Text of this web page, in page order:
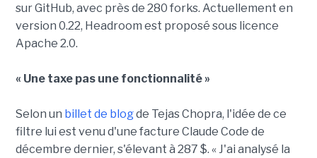
sur GitHub, avec près de 280 forks. Actuellement en
version 0.22, Headroom est proposé sous licence
Apache 2.0.
« Une taxe pas une fonctionnalité »
Selon un billet de blogde Tejas Chopra, l'idée de ce
filtre lui est venu d'une facture Claude Code de
décembre dernier, s'élevant à 287 $. « J'ai analysé la